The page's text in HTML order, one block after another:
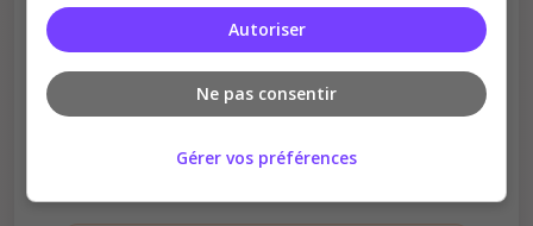
Récompenses possibles
Autoriser
Ne pas consentir
Gérer vos préférences